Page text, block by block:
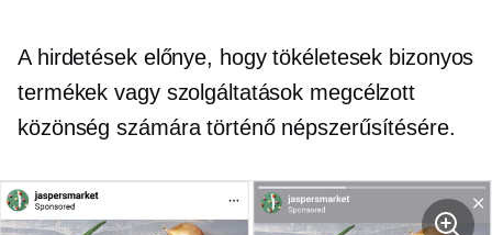
A hirdetések előnye, hogy tökéletesek bizonyos
termékek vagy szolgáltatások megcélzott
közönség számára történő népszerűsítésére.